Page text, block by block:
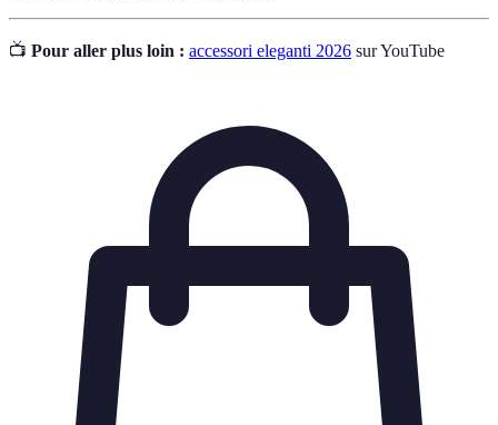
📺 Pour aller plus loin : accessori eleganti 2026 sur YouTube